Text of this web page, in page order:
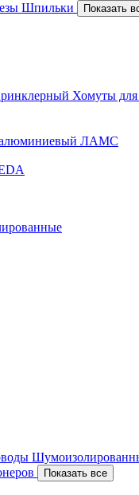
Шпильки Показать
Хомуты для
алюминиевый ЛАМС
Показать все